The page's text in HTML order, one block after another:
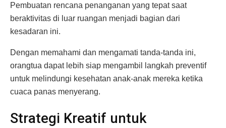
Pembuatan rencana penanganan yang tepat saat
beraktivitas di luar ruangan menjadi bagian dari
kesadaran ini.
Dengan memahami dan mengamati tanda-tanda ini,
orangtua dapat lebih siap mengambil langkah preventif
untuk melindungi kesehatan anak-anak mereka ketika
cuaca panas menyerang.
Strategi Kreatif untuk